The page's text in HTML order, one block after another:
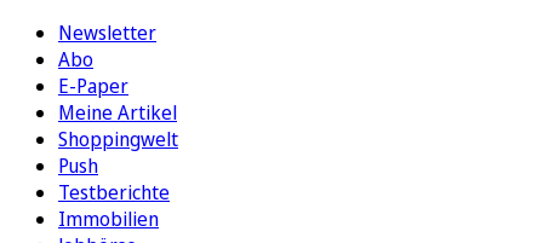
Newsletter
Abo
E-Paper
Meine Artikel
Shoppingwelt
Push
Testberichte
Immobilien